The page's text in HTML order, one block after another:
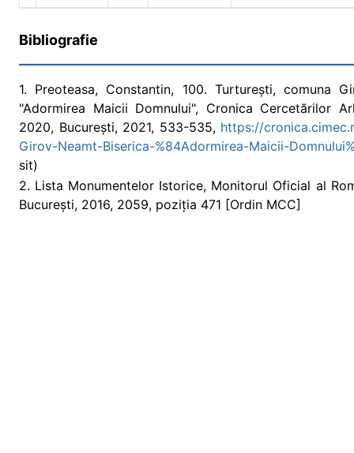
Bibliografie
1. Preoteasa, Constantin, 100. Turturești, comuna
"Adormirea Maicii Domnului", Cronica Cercetărilor
2020, București, 2021, 533-535, https://
Girov-Neamt-Biserica-%84Adormirea-Maicii-
sit)
2. Lista Monumentelor Istorice, Monitorul Oficial al
București, 2016, 2059, poziția 471 [Ordin MCC]